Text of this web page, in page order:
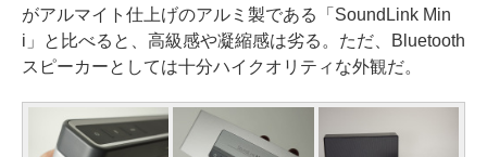
がアルマイト仕上げのアルミ製である「SoundLink Min
i」と比べると、高級感や凝縮感は劣る。ただ、Bluetooth
スピーカーとしては十分ハイクオリティな外観だ。